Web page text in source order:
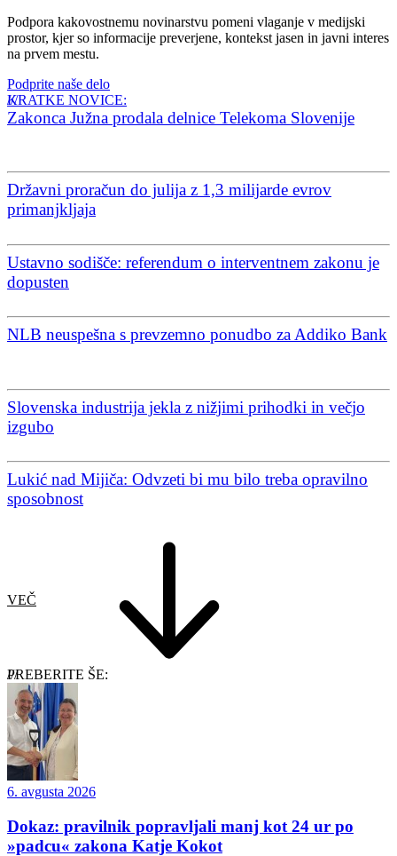
Podpora kakovostnemu novinarstvu pomeni vlaganje v medijski
prostor, kjer so informacije preverjene, kontekst jasen in javni interes
na prvem mestu.
Podprite naše delo
KRATKE NOVICE:
Zakonca Južna prodala delnice Telekoma Slovenije
Državni proračun do julija z 1,3 milijarde evrov
primanjkljaja
Ustavno sodišče: referendum o interventnem zakonu je
dopusten
NLB neuspešna s prevzemno ponudbo za Addiko Bank
Slovenska industrija jekla z nižjimi prihodki in večjo
izgubo
Lukić nad Mijiča: Odvzeti bi mu bilo treba opravilno
sposobnost
VEČ
PREBERITE ŠE:
6. avgusta 2026
Dokaz: pravilnik popravljali manj kot 24 ur po
»padcu« zakona Katje Kokot